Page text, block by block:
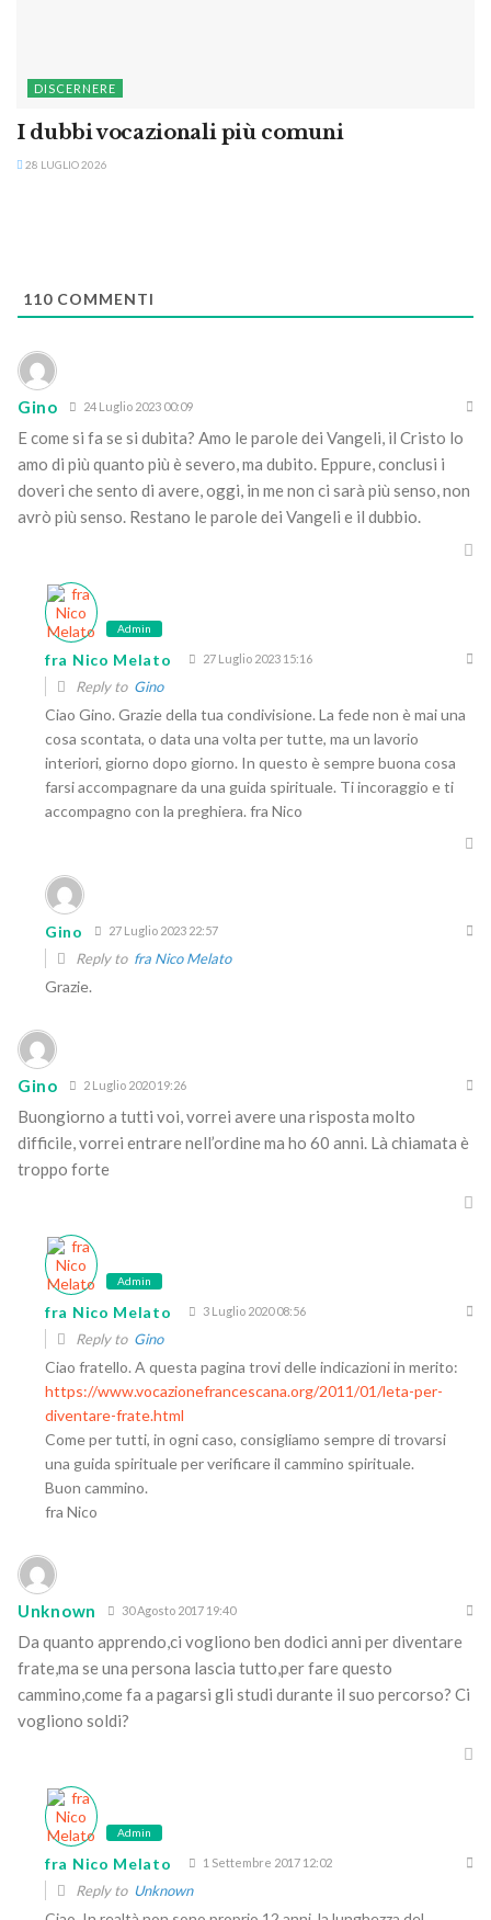
DISCERNERE
I dubbi vocazionali più comuni
28 LUGLIO 2026
110 COMMENTI
Gino 24 Luglio 2023 00:09
E come si fa se si dubita? Amo le parole dei Vangeli, il Cristo lo
amo di più quanto più è severo, ma dubito. Eppure, conclusi i
doveri che sento di avere, oggi, in me non ci sarà più senso, non
avrò più senso. Restano le parole dei Vangeli e il dubbio.
Admin
fra Nico Melato 27 Luglio 2023 15:16
Reply to Gino
Ciao Gino. Grazie della tua condivisione. La fede non è mai una
cosa scontata, o data una volta per tutte, ma un lavorio
interiori, giorno dopo giorno. In questo è sempre buona cosa
farsi accompagnare da una guida spirituale. Ti incoraggio e ti
accompagno con la preghiera. fra Nico
Gino 27 Luglio 2023 22:57
Reply to fra Nico Melato
Grazie.
Gino 2 Luglio 2020 19:26
Buongiorno a tutti voi, vorrei avere una risposta molto
difficile, vorrei entrare nell’ordine ma ho 60 anni. Là chiamata è
troppo forte
Admin
fra Nico Melato 3 Luglio 2020 08:56
Reply to Gino
Ciao fratello. A questa pagina trovi delle indicazioni in merito:
https://www.vocazionefrancescana.org/2011/01/leta-per-
diventare-frate.html
Come per tutti, in ogni caso, consigliamo sempre di trovarsi
una guida spirituale per verificare il cammino spirituale.
Buon cammino.
fra Nico
Unknown 30 Agosto 2017 19:40
Da quanto apprendo,ci vogliono ben dodici anni per diventare
frate,ma se una persona lascia tutto,per fare questo
cammino,come fa a pagarsi gli studi durante il suo percorso? Ci
vogliono soldi?
Admin
fra Nico Melato 1 Settembre 2017 12:02
Reply to Unknown